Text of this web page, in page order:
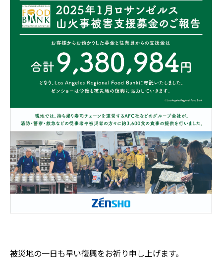
被災地の一日も早い復興をお祈り申し上げます。